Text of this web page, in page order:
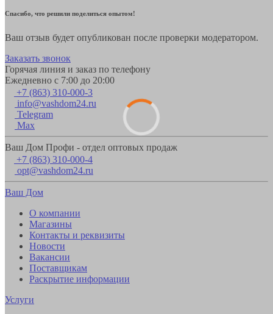
Спасибо, что решили поделиться опытом!
Ваш отзыв будет опубликован после проверки модератором.
Заказать звонок
Горячая линия и заказ по телефону
Ежедневно с 7:00 до 20:00
+7 (863) 310-000-3
info@vashdom24.ru
Telegram
Max
Ваш Дом Профи - отдел оптовых продаж
+7 (863) 310-000-4
opt@vashdom24.ru
Ваш Дом
О компании
Магазины
Контакты и реквизиты
Новости
Вакансии
Поставщикам
Раскрытие информации
Услуги